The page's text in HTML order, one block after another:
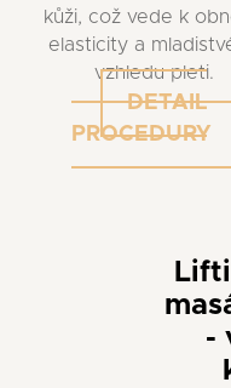
kůži, což vede k
elasticity a
vzhledu pleti.
DETAIL
PROCEDURY
-